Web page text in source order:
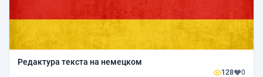
Редактура текста на немецком
128 0